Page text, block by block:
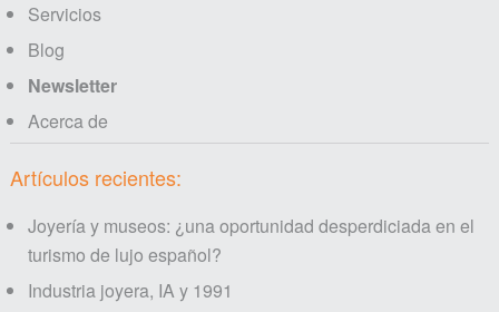
Servicios
Blog
Newsletter
Acerca de
Artículos recientes:
Joyería y museos: ¿una oportunidad desperdiciada en el
turismo de lujo español?
Industria joyera, IA y 1991